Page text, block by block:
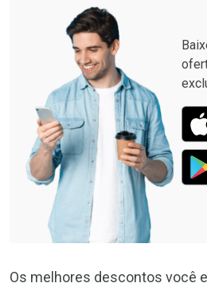
Os melhores descontos você